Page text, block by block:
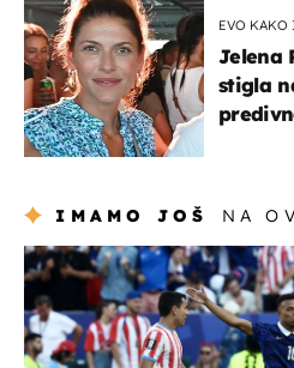
EVO KAKO
Jelena
stigla
IMAMO JOŠ NA
svjetsko prvenstvo 2026